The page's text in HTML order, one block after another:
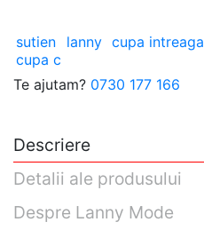
sutien lanny cupa intreaga
cupa c
Te ajutam? 0730 177 166
Descriere
Detalii ale produsului
Despre Lanny Mode